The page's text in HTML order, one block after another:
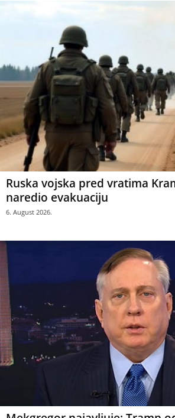
Ruska vojska pred vratima
naredio evakuaciju
6. August 2026.